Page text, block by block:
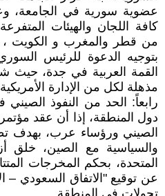
عضوية سورية في الجامعة،
كافة اللجان والهيئات
من قطر والمغرب و الكويت ،
بتوجيه الدعوة للرئيس
القمة العربية في جدة، حيث
مذهلة لكل من الإدارة
رابعاً: الحد من النفوذ
دول المنطقة، إذا أن عقد
الصيني ورؤساء عرب، بهدف
والسياسية مع الصين، خلق
المتحدة، بحكم المخرجات
عن توقيع "الاتفاق السعودي –